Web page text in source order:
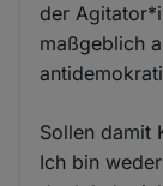
der
maßgeblich
Sollen damit
Ich bin